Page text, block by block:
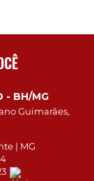
- BH/MG
Guimarães,
| MG